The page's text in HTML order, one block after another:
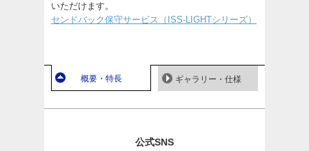
いただけます。
センドバック保守サービス（ISS-LIGHTシリーズ）
概要・特長 ギャラリー・仕様
公式SNS